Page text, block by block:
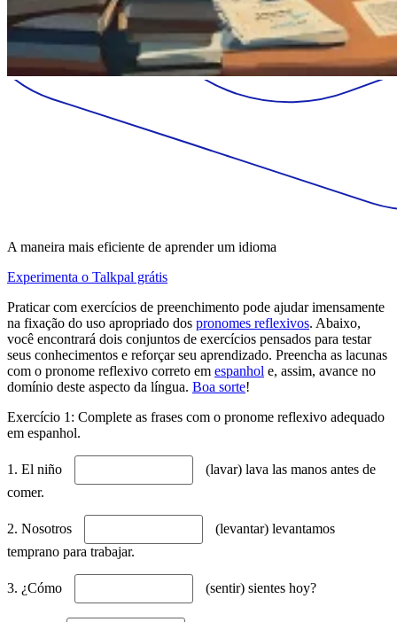
A maneira mais eficiente de aprender um idioma
Experimenta o Talkpal grátis
Praticar com exercícios de preenchimento pode ajudar imensamente
na fixação do uso apropriado dos pronomes reflexivos. Abaixo,
você encontrará dois conjuntos de exercícios pensados para testar
seus conhecimentos e reforçar seu aprendizado. Preencha as lacunas
com o pronome reflexivo correto em espanhol e, assim, avance no
domínio deste aspecto da língua. Boa sorte!
Exercício 1: Complete as frases com o pronome reflexivo adequado
em espanhol.
1. El niño
(lavar) lava las manos antes de
comer.
2. Nosotros
(levantar) levantamos
temprano para trabajar.
3. ¿Cómo (sentir) sientes hoy?